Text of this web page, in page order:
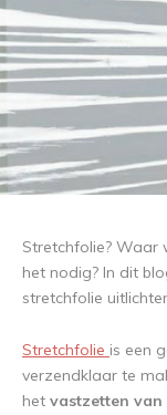
Stretchfolie? Waar
het nodig? In dit
stretchfolie
Stretchfolie is een
verzendklaar te
het vastzetten van